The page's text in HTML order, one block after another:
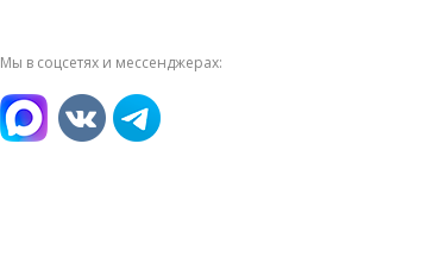
Мы в соцсетях и мессенджерах: